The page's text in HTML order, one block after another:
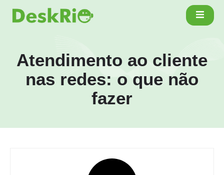
Atendimento ao cliente
nas redes: o que não
fazer